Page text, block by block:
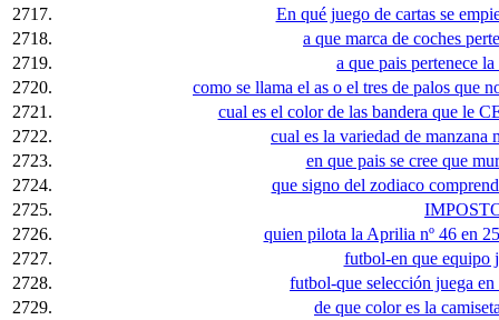
2717.
En qué juego de cartas se
2718.
a que marca de coches
2719.
a que pais pertenece
2720.
como se llama el as o el tres de palos que
2721.
cual es el color de las bandera que le
2722.
cual es la variedad de manzana
2723.
en que pais se cree que
2724.
que signo del zodiaco
2725.
2726.
quien pilota la Aprilia nº 46 en
2727.
futbol-en que equipo
2728.
futbol-que selección juega
2729.
de que color es la